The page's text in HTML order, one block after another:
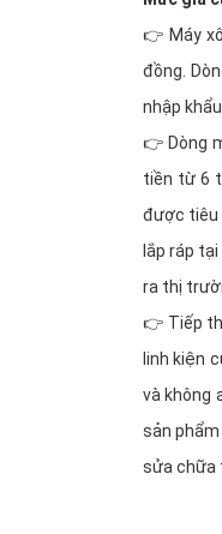
👉 Máy
đồng.
nhập
👉 Dòng
tiền từ 6
được tiêu
lắp ráp
ra thị
👉 Tiếp
linh kiện
và không
sản
sửa chữa